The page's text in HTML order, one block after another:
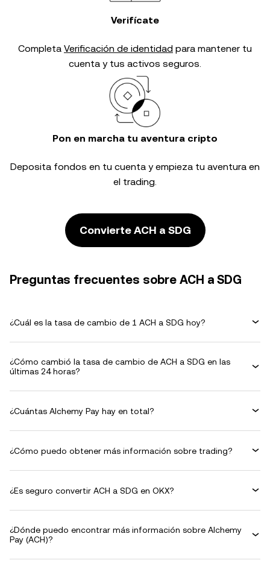
Verifícate
Completa Verificación de identidad para mantener tu
cuenta y tus activos seguros.
Pon en marcha tu aventura cripto
Deposita fondos en tu cuenta y empieza tu aventura en
el trading.
Convierte ACH a SDG
Preguntas frecuentes sobre ACH a SDG
¿Cuál es la tasa de cambio de 1 ACH a SDG hoy?
¿Cómo cambió la tasa de cambio de ACH a SDG en las
últimas 24 horas?
¿Cuántas Alchemy Pay hay en total?
¿Cómo puedo obtener más información sobre trading?
¿Es seguro convertir ACH a SDG en OKX?
¿Dónde puedo encontrar más información sobre Alchemy
Pay (ACH)?